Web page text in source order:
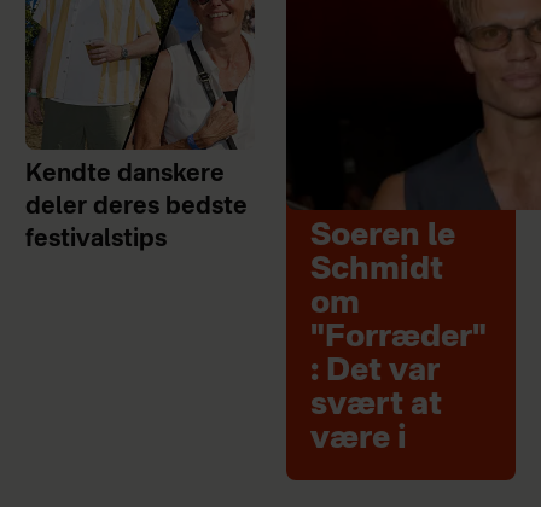
Kendte danskere
deler deres bedste
festivalstips
Soeren le
Schmidt
om
"Forræder"
: Det var
svært at
være i